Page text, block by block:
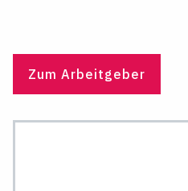
Zum Arbeitgeber